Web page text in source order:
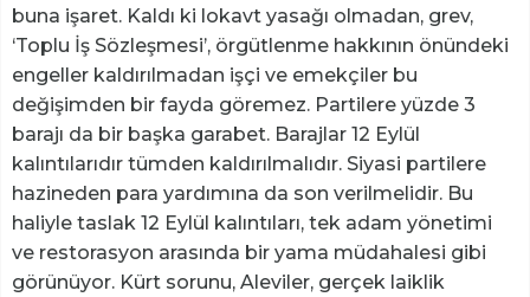
buna işaret. Kaldı ki lokavt yasağı olmadan, grev,
‘Toplu İş Sözleşmesi’, örgütlenme hakkının önündeki
engeller kaldırılmadan işçi ve emekçiler bu
değişimden bir fayda göremez. Partilere yüzde 3
barajı da bir başka garabet. Barajlar 12 Eylül
kalıntılarıdır tümden kaldırılmalıdır. Siyasi partilere
hazineden para yardımına da son verilmelidir. Bu
haliyle taslak 12 Eylül kalıntıları, tek adam yönetimi
ve restorasyon arasında bir yama müdahalesi gibi
görünüyor. Kürt sorunu, Aleviler, gerçek laiklik